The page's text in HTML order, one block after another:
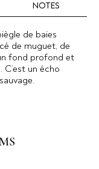
NOTES
de baies
de muguet, de
fond profond et
un écho